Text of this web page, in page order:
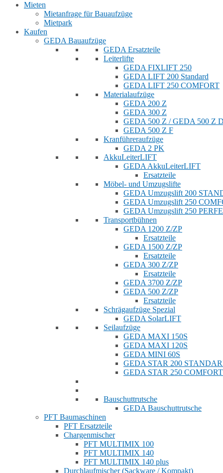
Mieten
Mietanfrage für Bauaufzüge
Mietpark
Kaufen
GEDA Bauaufzüge
GEDA Ersatzteile
Leiterlifte
GEDA FIXLIFT 250
GEDA LIFT 200 Standard
GEDA LIFT 250 COMFORT
Materialaufzüge
GEDA 200 Z
GEDA 300 Z
GEDA 500 Z / GEDA 500 Z
GEDA 500 Z F
Kranführeraufzüge
GEDA 2 PK
AkkuLeiterLIFT
GEDA AkkuLeiterLIFT
Ersatzteile
Möbel- und Umzugslifte
GEDA Umzugslift 200
GEDA Umzugslift 250
GEDA Umzugslift 250
Transportbühnen
GEDA 1200 Z/ZP
Ersatzteile
GEDA 1500 Z/ZP
Ersatzteile
GEDA 300 Z/ZP
Ersatzteile
GEDA 3700 Z/ZP
GEDA 500 Z/ZP
Ersatzteile
Schrägaufzüge Spezial
GEDA SolarLIFT
Seilaufzüge
GEDA MAXI 150S
GEDA MAXI 120S
GEDA MINI 60S
GEDA STAR 200
GEDA STAR 250 COMFORT
Bauschuttrutsche
GEDA Bauschuttrutsche
PFT Baumaschinen
PFT Ersatzteile
Chargenmischer
PFT MULTIMIX 100
PFT MULTIMIX 140
PFT MULTIMIX 140 plus
Durchlaufmischer (Sackware / Kompakt)